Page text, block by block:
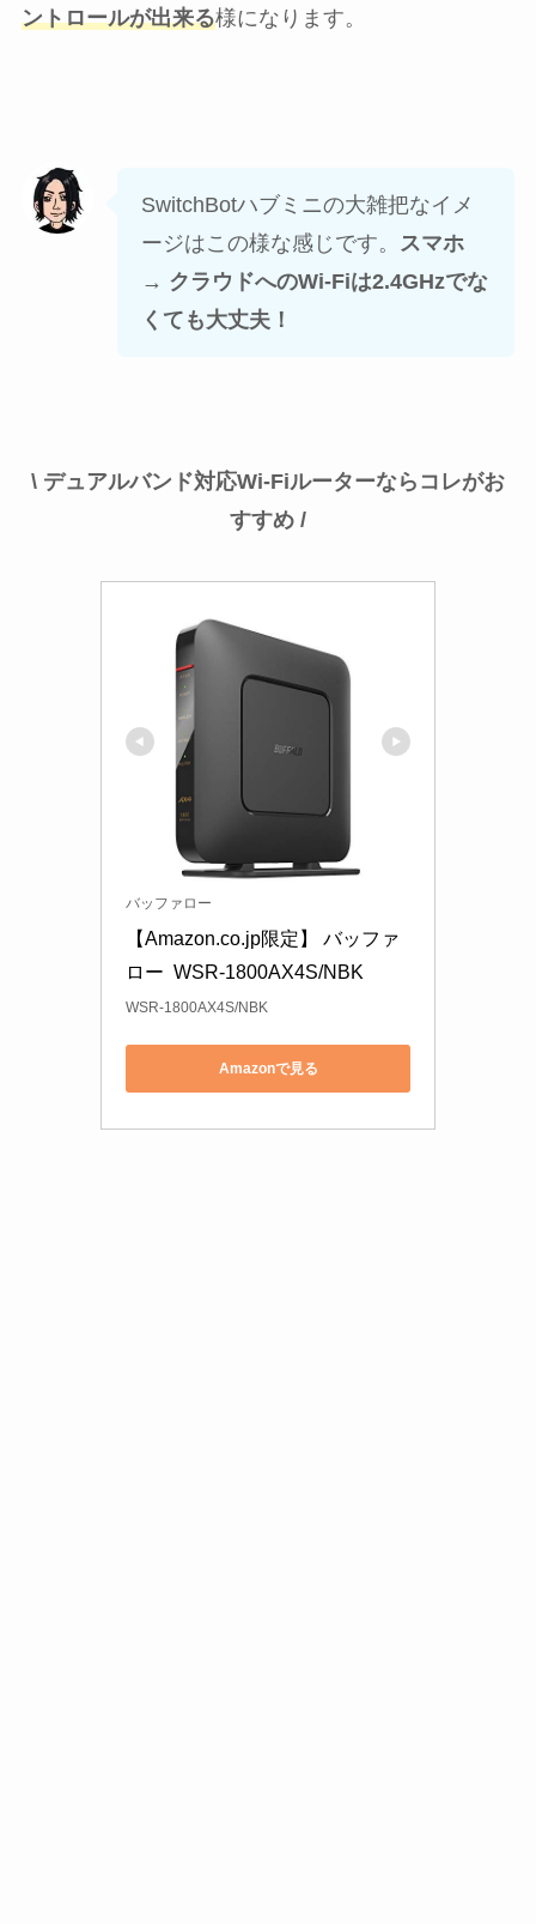
ントロールが出来る様になります。
SwitchBotハブミニの大雑把なイメ
ージはこの様な感じです。
スマホ
→ クラウドへのWi-Fiは2.4GHzでな
くても大丈夫！
\ デュアルバンド対応Wi-Fiルーターならコレがお
すすめ /
バッファロー
【Amazon.co.jp限定】 バッファ
ロー  WSR-1800AX4S/NBK
WSR-1800AX4S/NBK
Amazonで見る